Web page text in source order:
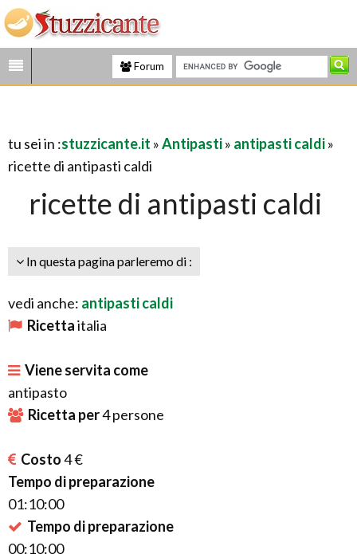
Forum
tu sei in :stuzzicante.it »Antipasti» antipasti caldi»
ricette di antipasti caldi
ricette di antipasti caldi
In questa pagina parleremo di :
vedi anche: antipasti caldi
Ricettaitalia
Viene servita come
antipasto
Ricetta per4persone
Costo4 €
Tempo di preparazione
01:10:00
Tempo di preparazione
00:10:00